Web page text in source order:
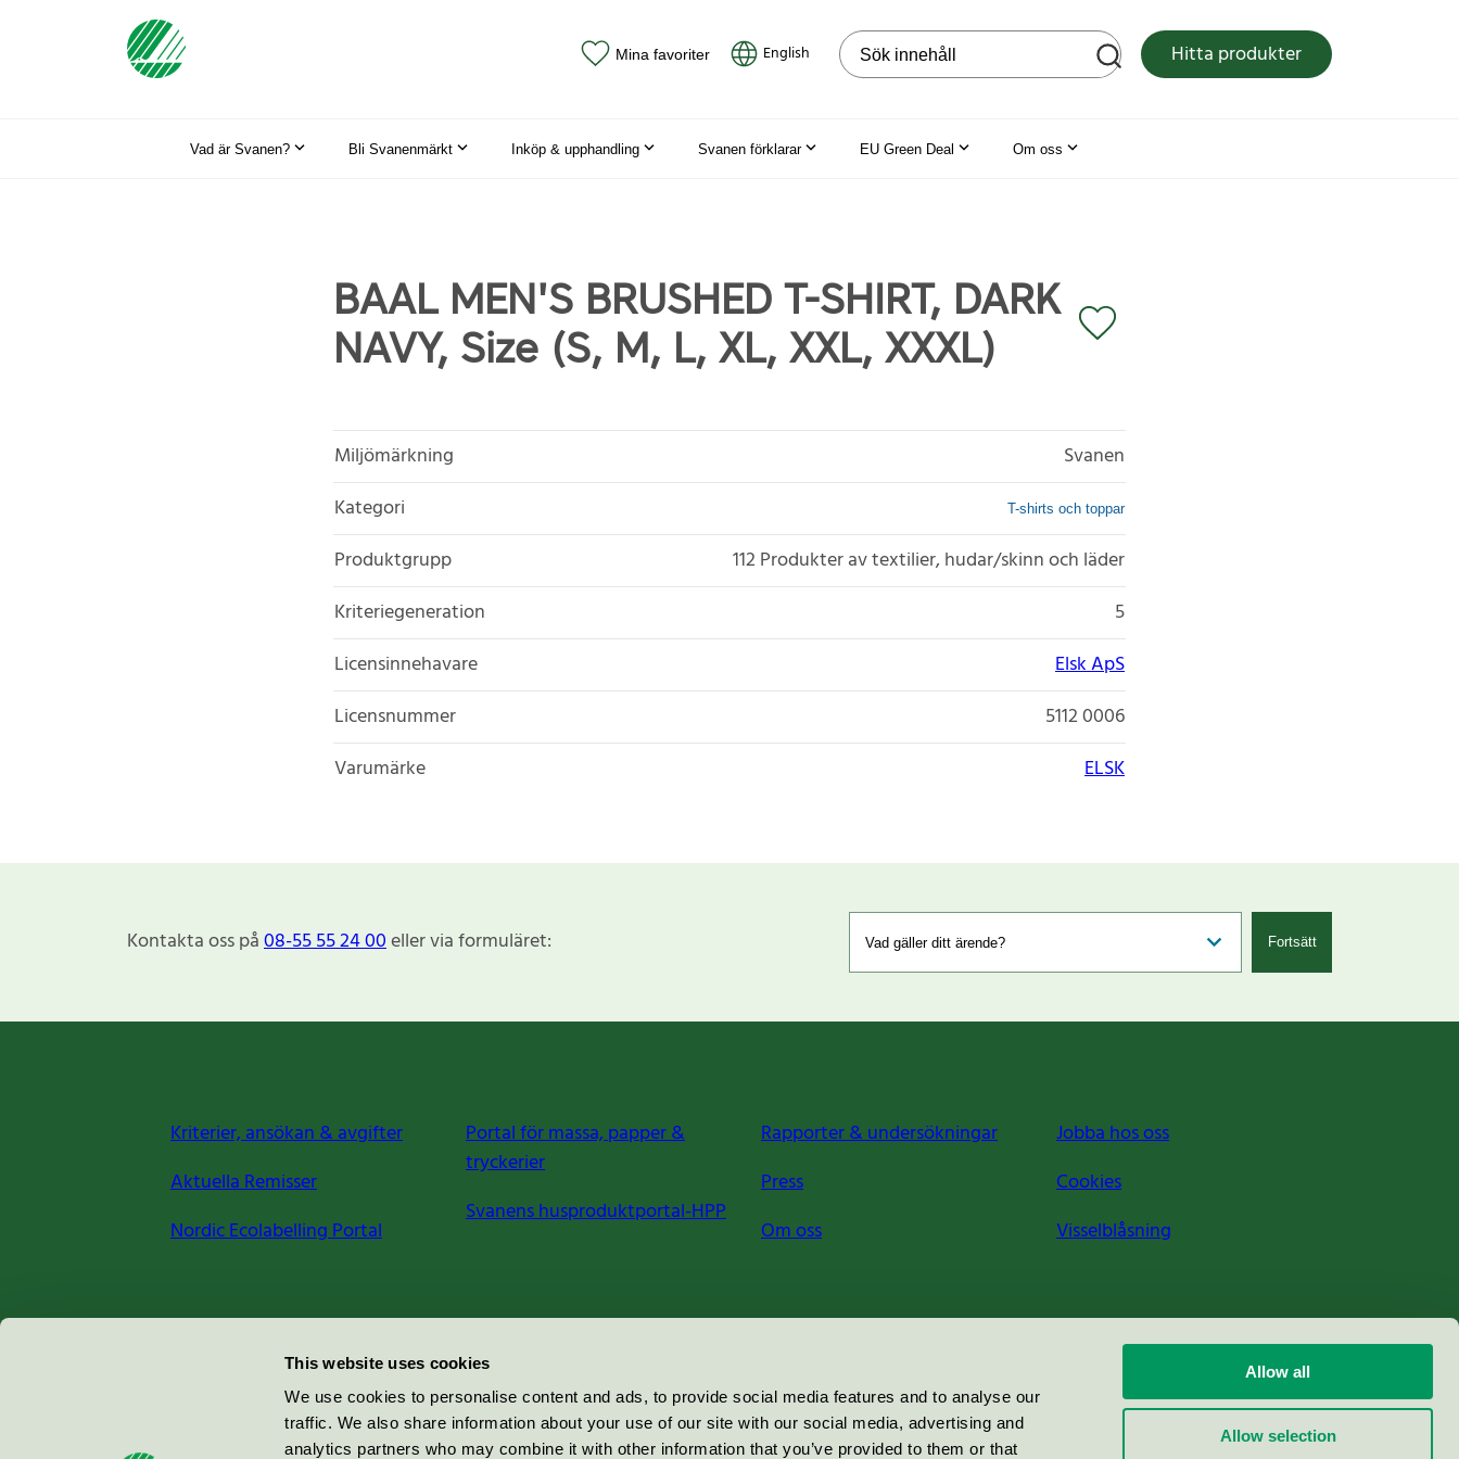
This website uses cookies
We use cookies to personalise content and ads, to provide social media features and to analyse our
traffic. We also share information about your use of our site with our social media, advertising and
analytics partners who may combine it with other information that you’ve provided to them or that
Allow all
Allow selection
Mina favoriter English Sök på webbplatsen Hitta produkter
Vad är Svanen? Bli Svanenmärkt Inköp & upphandling Svanen förklarar EU Green Deal Om oss
BAAL MEN'S BRUSHED T-SHIRT, DARK
NAVY, Size (S, M, L, XL, XXL, XXXL)
Miljömärkning
Svanen
Kategori
T-shirts och toppar
Produktgrupp
112 Produkter av textilier, hudar/skinn och läder
Kriteriegeneration
5
Licensinnehavare
Elsk ApS
Licensnummer
5112 0006
Varumärke
ELSK
Kontakta oss på08-55 55 24 00eller via formuläret: Fortsätt
Kriterier, ansökan & avgifter
Aktuella Remisser
Nordic Ecolabelling Portal
Portal för massa, papper &
tryckerier
Svanens husproduktportal-HPP
Rapporter & undersökningar
Press
Om oss
Jobba hos oss
Cookies
Visselblåsning
Miljömärkning Sverige AB
100 64